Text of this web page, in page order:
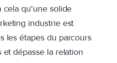
cela qu'une solide
industrie est
les étapes du parcours
dépasse la relation